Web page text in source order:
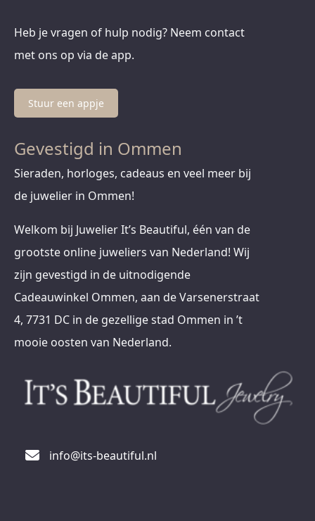
Heb je vragen of hulp nodig? Neem contact
met ons op via de app.
Stuur een appje
Gevestigd in Ommen
Sieraden, horloges, cadeaus en veel meer bij
de juwelier in Ommen!
Welkom bij Juwelier It’s Beautiful, één van de
grootste online juweliers van Nederland! Wij
zijn gevestigd in de uitnodigende
Cadeauwinkel Ommen, aan de Varsenerstraat
4, 7731 DC in de gezellige stad Ommen in ’t
mooie oosten van Nederland.
info@its-beautiful.nl